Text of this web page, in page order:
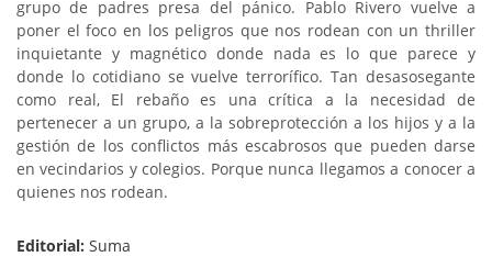
grupo de padres presa del pánico. Pablo Rivero vuelve a
poner el foco en los peligros que nos rodean con un thriller
inquietante y magnético donde nada es lo que parece y
donde lo cotidiano se vuelve terrorífico. Tan desasosegante
como real, El rebaño es una crítica a la necesidad de
pertenecer a un grupo, a la sobreprotección a los hijos y a la
gestión de los conflictos más escabrosos que pueden darse
en vecindarios y colegios. Porque nunca llegamos a conocer a
quienes nos rodean.
Editorial: Suma